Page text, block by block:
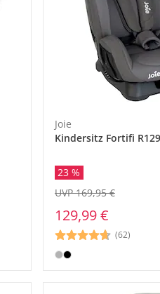
Joie
Kindersitz Fortifi R129
23 %
129,99 €
UVP 169,95 €
(62)